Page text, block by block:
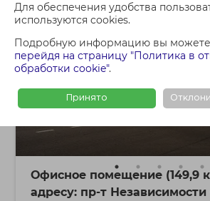
Для обеспечения удобства
используются cookies.
Подробную информацию вы можете
перейдя на страницу "Политика в
обработки cookie".
Принято
Офисное помещение (149,9
адресу: пр-т Независимости